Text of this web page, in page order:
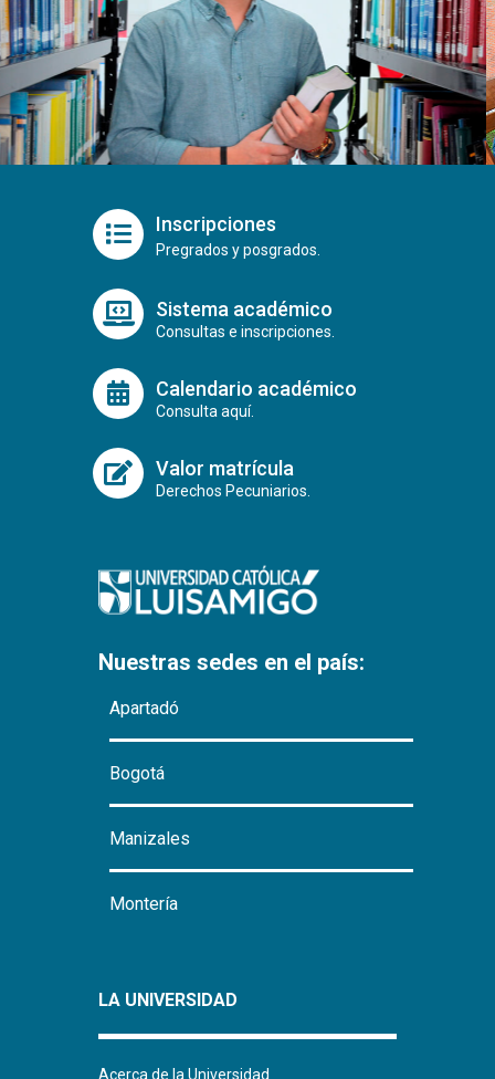
Inscripciones
Pregrados y posgrados.
Sistema académico
Consultas e inscripciones.
Calendario académico
Consulta aquí.
Valor matrícula
Derechos Pecuniarios.
Nuestras sedes en el país:
Apartadó
Bogotá
Manizales
Montería
LA UNIVERSIDAD
Acerca de la Universidad